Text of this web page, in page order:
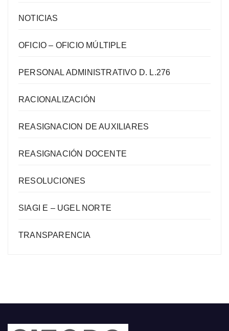
NOTICIAS
OFICIO – OFICIO MÚLTIPLE
PERSONAL ADMINISTRATIVO D. L.276
RACIONALIZACIÓN
REASIGNACION DE AUXILIARES
REASIGNACIÓN DOCENTE
RESOLUCIONES
SIAGI E – UGEL NORTE
TRANSPARENCIA